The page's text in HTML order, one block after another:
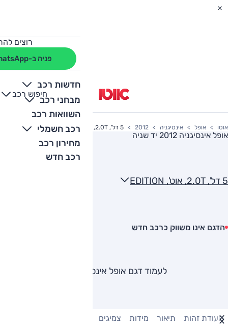
רוצים
פניה ב-WhatsApp
חדשות רכב
מבחני רכב
השוואות רכב
רכב חשמלי
מחירון רכב
רכב חדש
חיפוש רכב
+
-
אוטו אופל אינסיגניה 2012 5 דל', 2.0T, אוט', EDITION
אופל אינסיגניה 2012 יד שניה
5 דל', 2.0T, אוט', EDITION
הדגם אינו משווק כרכב חדש
לעמוד דגם אופל אינסיגניה
תעודת זהות תיאור מידות צמיגים